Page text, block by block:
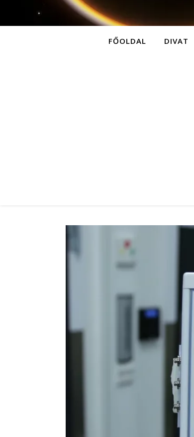
FŐOLDAL DIVAT